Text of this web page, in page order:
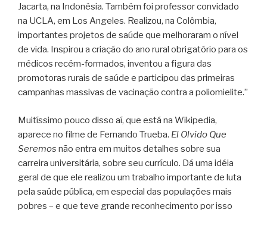
Jacarta, na Indonésia. Também foi professor convidado
na UCLA, em Los Angeles. Realizou, na Colômbia,
importantes projetos de saúde que melhoraram o nível
de vida. Inspirou a criação do ano rural obrigatório para os
médicos recém-formados, inventou a figura das
promotoras rurais de saúde e participou das primeiras
campanhas massivas de vacinação contra a poliomielite.”
Muitíssimo pouco disso aí, que está na Wikipedia,
aparece no filme de Fernando Trueba. El Olvido Que
Seremos não entra em muitos detalhes sobre sua
carreira universitária, sobre seu currículo. Dá uma idéia
geral de que ele realizou um trabalho importante de luta
pela saúde pública, em especial das populações mais
pobres – e que teve grande reconhecimento por isso